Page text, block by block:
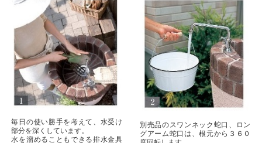
毎日の使い勝手を考えて、水受け
部分を深くしています。
水を溜めることもできる排水金具
別売品のスワンネック蛇口、ロン
グアーム蛇口は、根元から３６０